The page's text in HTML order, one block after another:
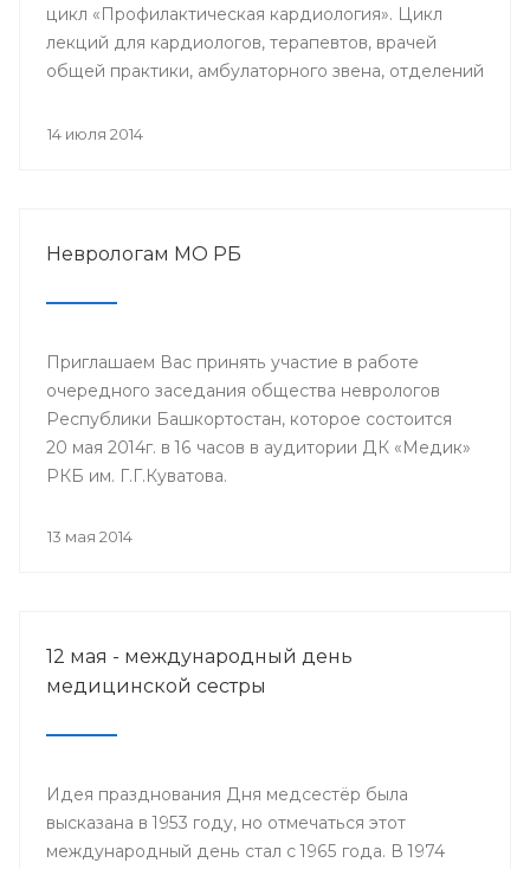
цикл «Профилактическая кардиология». Цикл
лекций для кардиологов, терапевтов, врачей
общей практики, амбулаторного звена, отделений
университетской клиники Лондона.
14 июля 2014
Неврологам МО РБ
Приглашаем Вас принять участие в работе
очередного заседания общества неврологов
Республики Башкортостан, которое состоится
20 мая 2014г. в 16 часов в аудитории ДК «Медик»
РКБ им. Г.Г.Куватова.
13 мая 2014
12 мая - международный день
медицинской сестры
Идея празднования Дня медсестёр была
высказана в 1953 году, но отмечаться этот
международный день стал с 1965 года. В 1974